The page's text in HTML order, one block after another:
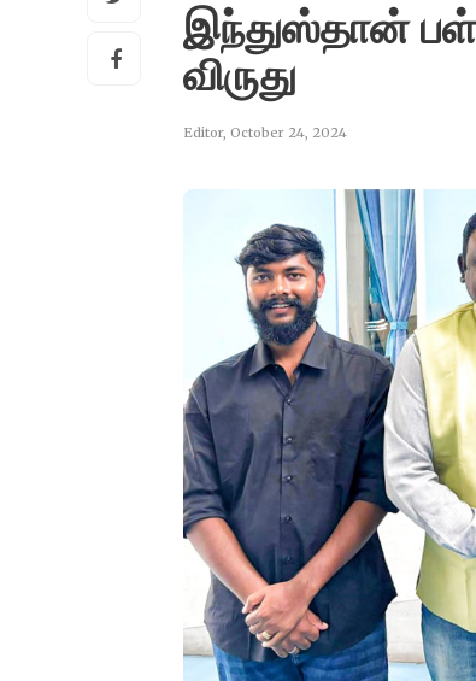
இந்துஸ்தான்
விருது
Editor, October 24, 2024